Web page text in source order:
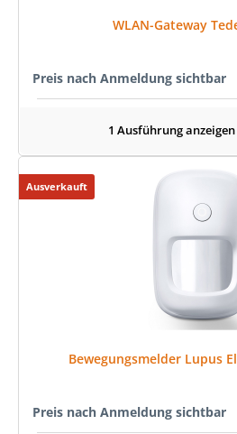
WLAN-Gateway
Preis nach Anmeldung sichtbar
1 Ausführung anzeigen
Ausverkauft
Bewegungsmelder Lupus
Preis nach Anmeldung sichtbar